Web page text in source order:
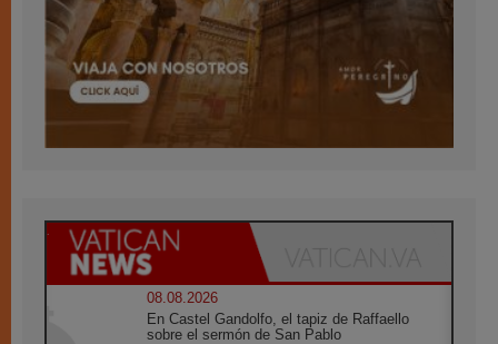
08.08.2026
En Castel Gandolfo, el tapiz de Raffaello
sobre el sermón de San Pablo